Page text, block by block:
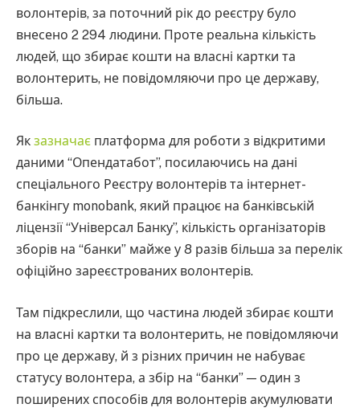
волонтерів, за поточний рік до реєстру було
внесено 2 294 людини. Проте реальна кількість
людей, що збирає кошти на власні картки та
волонтерить, не повідомляючи про це державу,
більша.
Як зазначає платформа для роботи з відкритими
даними “Опендатабот”, посилаючись на дані
спеціального Реєстру волонтерів та інтернет-
банкінгу monobank, який працює на банківській
ліцензії “Універсал Банку”, кількість організаторів
зборів на “банки” майже у 8 разів більша за перелік
офіційно зареєстрованих волонтерів.
Там підкреслили, що частина людей збирає кошти
на власні картки та волонтерить, не повідомляючи
про це державу, й з різних причин не набуває
статусу волонтера, а збір на “банки” — один з
поширених способів для волонтерів акумулювати